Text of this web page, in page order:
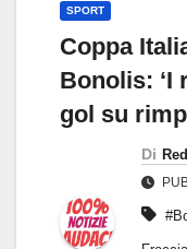
SPORT
Coppa
Bonolis: ‘I
gol su
Di